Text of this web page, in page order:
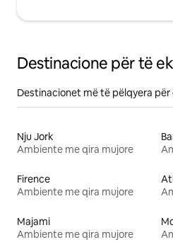
Destinacione për të
Destinacionet më të pëlqyera
Nju Jork
Ambiente me qira mujore
Firence
Ambiente me qira mujore
Majami
Ambiente me qira mujore